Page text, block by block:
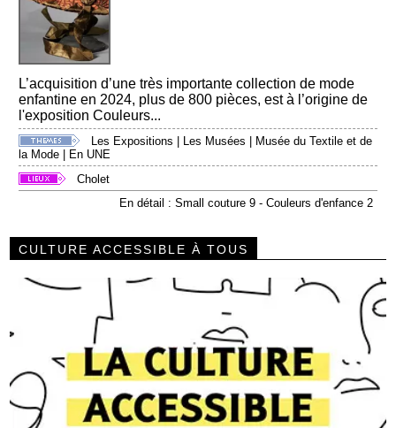
L’acquisition d’une très importante collection de mode
enfantine en 2024, plus de 800 pièces, est à l’origine de
l'exposition Couleurs...
Les Expositions Les Musées
Musée du Textile et de
la Mode
En UNE
Cholet
En détail : Small couture 9 - Couleurs d'enfance 2
CULTURE ACCESSIBLE À TOUS